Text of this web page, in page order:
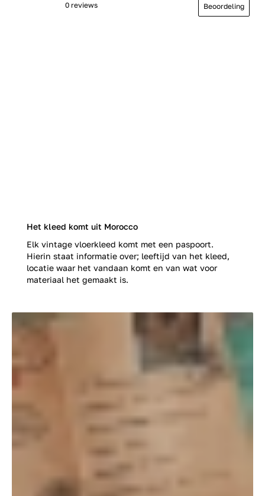
Het kleed komt uit Morocco
Elk vintage vloerkleed komt met een paspoort.
Hierin staat informatie over; leeftijd van het kleed,
locatie waar het vandaan komt en van wat voor
materiaal het gemaakt is.
0 reviews Beoordeling